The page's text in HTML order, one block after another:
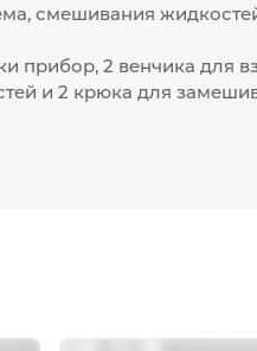
смешивания
прибор, 2 венчика для
и 2 крюка для